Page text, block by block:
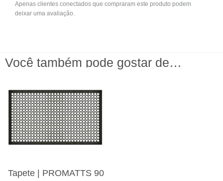
Apenas clientes conectados que compraram este produto podem
deixar uma avaliação.
Você também pode gostar de…
Tapete | PROMATTS 90